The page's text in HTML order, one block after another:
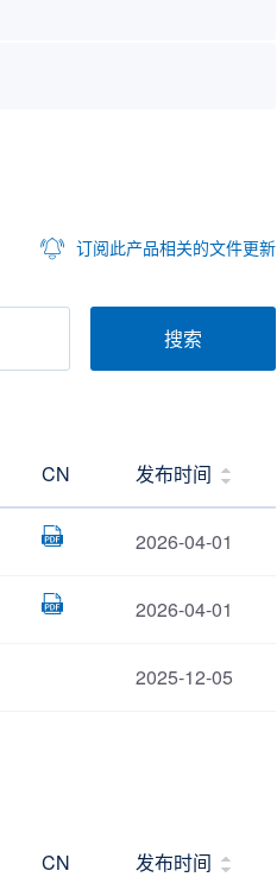
订阅此产品相关的文件更新
搜索
CN 发布时间
2026-04-01
2026-04-01
2025-12-05
CN 发布时间